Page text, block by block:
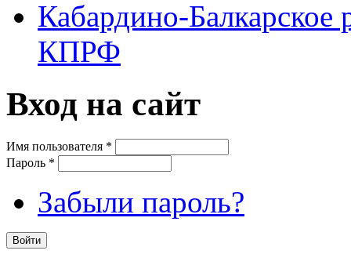
Кабардино-Балкарское
КПРФ
Вход на сайт
Имя пользователя *
Пароль *
Забыли пароль?